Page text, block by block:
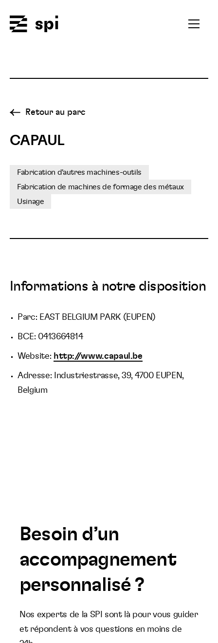
Ouvrir
Retour au parc
CAPAUL
Fabrication d'autres machines-outils
Fabrication de machines de formage des métaux
Usinage
Informations à notre disposition
Parc: EAST BELGIUM PARK (EUPEN)
BCE: 0413664814
Website: http://www.capaul.be
Adresse: Industriestrasse, 39, 4700 EUPEN,
Belgium
Besoin d’un
accompagnement
personnalisé ?
Nos experts de la SPI sont là pour vous guider
et répondent à vos questions en moins de